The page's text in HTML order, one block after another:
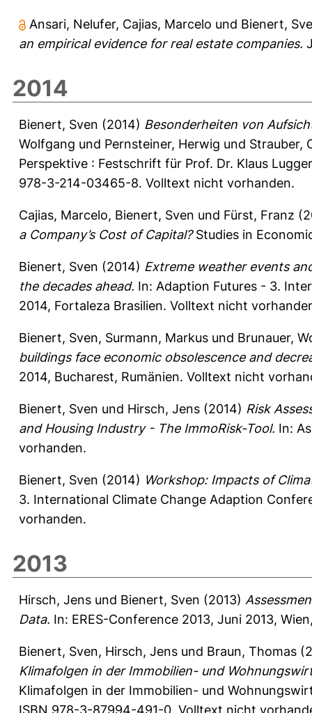
Ansari, Nelufer, Cajias, Marcelo und Bienert,
an empirical evidence for real estate companies.
2014
Bienert, Sven (2014) Besonderheiten von
Wolfgang und Pernsteiner, Herwig und Strauber,
Perspektive : Festschrift für Prof. Dr. Klaus
978-3-214-03465-8. Volltext nicht vorhanden.
Cajias, Marcelo, Bienert, Sven und Fürst, Franz
a Company’s Cost of Capital?Studies in
Bienert, Sven (2014) Extreme weather events
the decades ahead. In: Adaption Futures - 3.
2014, Fortaleza Brasilien. Volltext nicht
Bienert, Sven, Surmann, Markus und Brunauer,
buildings face economic obsolescence and
2014, Bucharest, Rumänien. Volltext nicht
Bienert, Sven und Hirsch, Jens (2014) Risk
and Housing Industry - The ImmoRisk-Tool. In:
vorhanden.
Bienert, Sven (2014) Workshop: Impacts of
3. International Climate Change Adaption
vorhanden.
2013
Hirsch, Jens und Bienert, Sven (2013)
Data. In: ERES-Conference 2013, Juni 2013,
Bienert, Sven, Hirsch, Jens und Braun, Thomas
Klimafolgen in der Immobilien- und
Klimafolgen in der Immobilien- und
ISBN 978-3-87994-491-0. Volltext nicht